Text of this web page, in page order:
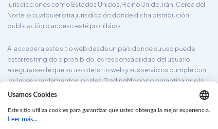
jurisdicciones como Estados Unidos, Reino Unido, Irán, Corea del
Norte, o cualquier otra jurisdicción donde dicha distribución,
publicación o acceso esté prohibido.
Al acceder a este sitio web desde un país donde su uso puede
estar restringido o prohibido, es responsabilidad del usuario
asegurarse de que su uso del sitio web y sus servicios cumple con
las leyes y reglamentos locales. TradingMoon no garantiza que la
información proporcionada en su sitio web sea apropiada para